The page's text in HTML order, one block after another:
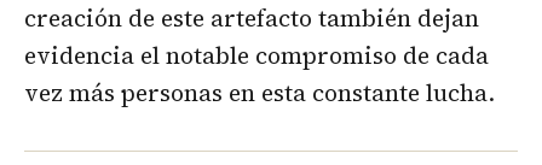
creación de este artefacto también dejan
evidencia el notable compromiso de cada
vez más personas en esta constante lucha.